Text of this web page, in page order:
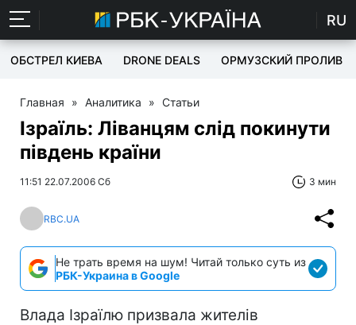
RU
ОБСТРЕЛ КИЕВА DRONE DEALS ОРМУЗСКИЙ ПРОЛИВ
Главная » Аналитика » Статьи
Ізраїль: Ліванцям слід покинути
південь країни
11:51 22.07.2006 Сб 3 мин
RBC.UA
Не трать время на шум! Читай только суть из
РБК-Украина в Google
Влада Ізраїлю призвала жителів